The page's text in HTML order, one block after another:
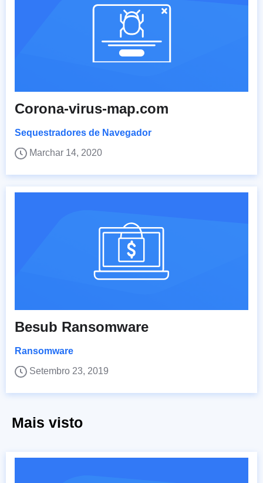
Corona-virus-map.com
Sequestradores de Navegador
Marchar 14, 2020
Besub Ransomware
Ransomware
Setembro 23, 2019
Mais visto